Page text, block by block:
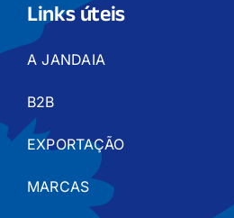
Links úteis
A JANDAIA
B2B
EXPORTAÇÃO
MARCAS